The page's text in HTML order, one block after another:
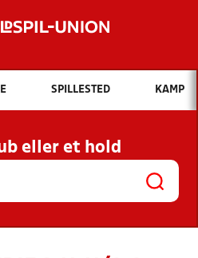
Hvad vil du søge efter?
INDHOLD OG NYHEDER
KLUBBER OG
HOLD
SPILLESTED KAMP
eller et hold